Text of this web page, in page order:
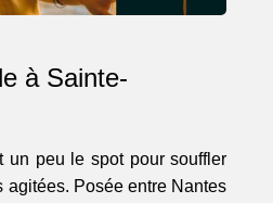
à Sainte-
un peu le spot pour souffler
agitées. Posée entre Nantes